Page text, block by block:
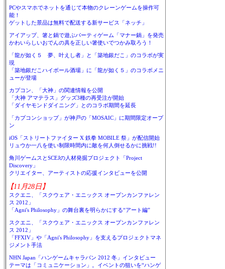
PCやスマホでネットを通じて本物のクレーンゲームを操作可
能！
ゲットした景品は無料で配送する新サービス「ネッチ」
アイアップ、箸と鍋で遊ぶパーティゲーム「マナー鍋」を発売
かわいらしいおでんの具を正しい箸使いでつかみ取ろう！
「龍が如く５ 夢、叶えし者」と「築地銀だこ」のコラボが実
現
「築地銀だこハイボール酒場」に「龍が如く５」のコラボメニ
ューが登場
カプコン、「大神」の関連情報を公開
「大神 アマテラス」グッズ3種の再受注が開始
「ダイヤモンドダイニング」とのコラボ期間を延長
「カプコンショップ」が神戸の「MOSAIC」に期間限定オープ
ン
iOS「ストリートファイター X 鉄拳 MOBILE 祭」が配信開始
リュウか一八を使い制限時間内に敵を何人倒せるかに挑戦!!
角川ゲームスとSCEJの人材発掘プロジェクト「Project
Discovery」
クリエイター、アーティストの応援インタビューを公開
【11月28日】
スクエニ、「スクウェア・エニックス オープンカンファレン
ス 2012」
「Agni's Philosophy」の舞台裏を明らかにする“アート編”
スクエニ、「スクウェア・エニックス オープンカンファレン
ス 2012」
「FFXIV」や「Agni's Philosophy」を支えるプロジェクトマネ
ジメント手法
NHN Japan「ハンゲームキャラバン 2012 冬」インタビュー
テーマは「コミュニケーション」。イベントの狙いを“ハンゲ